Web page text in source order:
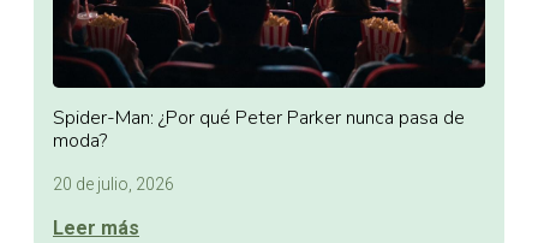
Spider-Man: ¿Por qué Peter Parker nunca pasa de
moda?
20 de julio, 2026
Leer más